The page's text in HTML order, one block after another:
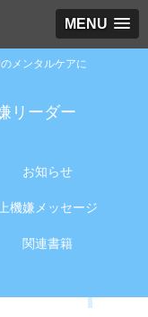
MENU
メンタルケアに
リーダー
お知らせ
機嫌メッセージ
関連書籍